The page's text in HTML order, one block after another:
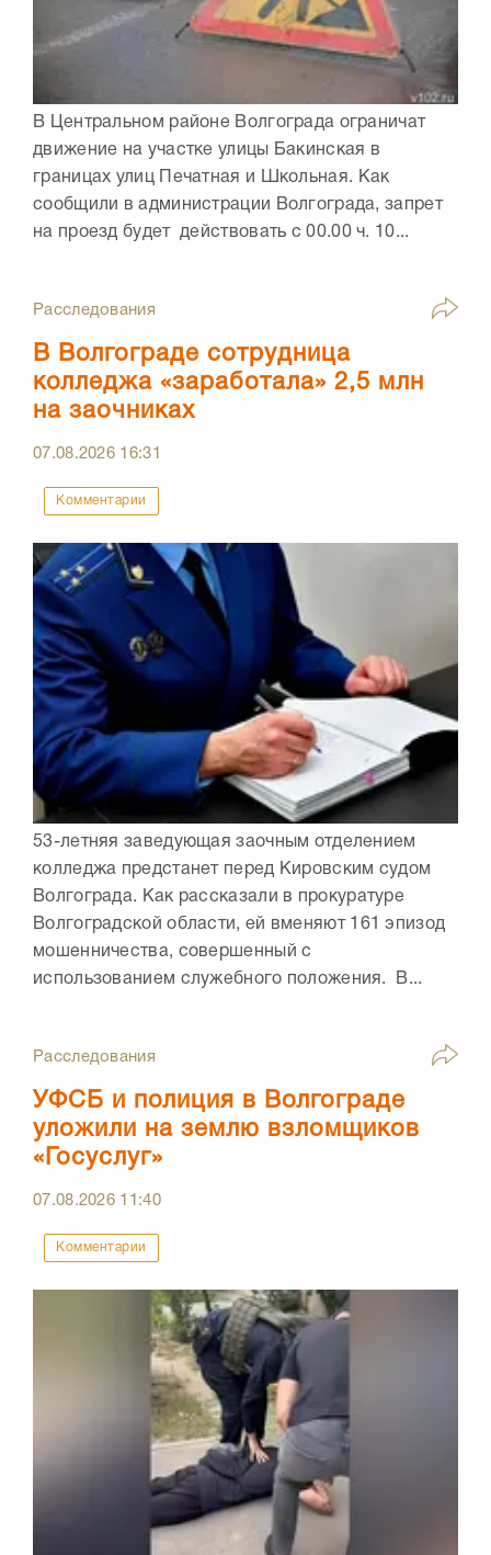
В Центральном районе Волгограда ограничат
движение на участке улицы Бакинская в
границах улиц Печатная и Школьная. Как
сообщили в администрации Волгограда, запрет
на проезд будет действовать с 00.00 ч. 10...
Расследования
В Волгограде сотрудница
колледжа «заработала» 2,5 млн
на заочниках
07.08.2026 16:31
Комментарии
53-летняя заведующая заочным отделением
колледжа предстанет перед Кировским судом
Волгограда. Как рассказали в прокуратуре
Волгоградской области, ей вменяют 161 эпизод
мошенничества, совершенный с
использованием служебного положения. В...
Расследования
УФСБ и полиция в Волгограде
уложили на землю взломщиков
«Госуслуг»
07.08.2026 11:40
Комментарии